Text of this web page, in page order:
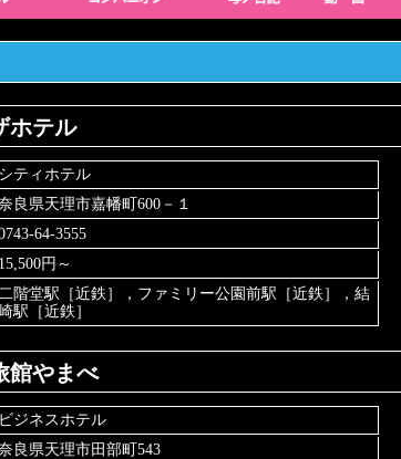
ホテル
シティホテル
良県天理市嘉幡町600－１
64-3555
15,500円～
階堂駅［近鉄］，ファミリー公園前駅［近鉄］，結
駅［近鉄］
館やまべ
ビジネスホテル
良県天理市田部町543